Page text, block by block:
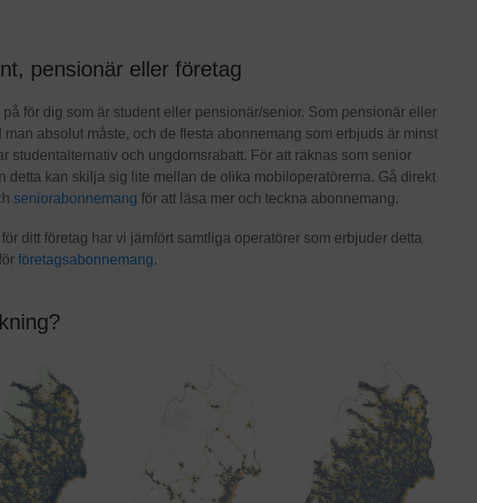
pensionär eller företag
för dig som är student eller pensionär/senior. Som pensionär eller
absolut måste, och de flesta abonnemang som erbjuds är minst
studentalternativ och ungdomsrabatt. För att räknas som senior
detta kan skilja sig lite mellan de olika mobiloperatörerna. Gå direkt
seniorabonnemang för att läsa mer och teckna abonnemang.
ditt företag har vi jämfört samtliga operatörer som erbjuder detta
företagsabonnemang.